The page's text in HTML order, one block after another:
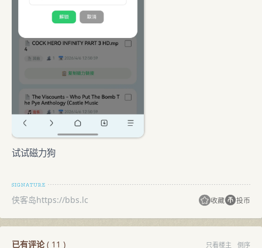
试试磁力狗
侠客岛https://bbs.lc 收藏 投币
已有评论( 11 ) 只看楼主 倒序